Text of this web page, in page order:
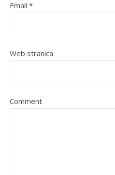
Email *
Web stranica
Comment